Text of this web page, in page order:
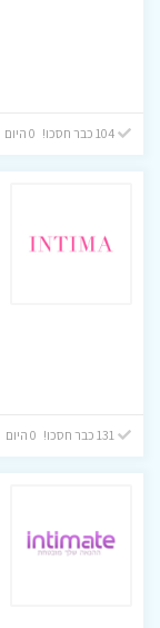
104 כבר חסכו! 0 היום
131 כבר חסכו! 0 היום